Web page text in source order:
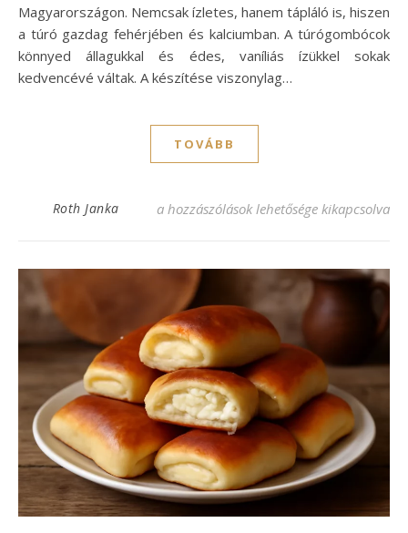
Magyarországon. Nemcsak ízletes, hanem tápláló is, hiszen
a túró gazdag fehérjében és kalciumban. A túrógombócok
könnyed állagukkal és édes, vaníliás ízükkel sokak
kedvencévé váltak. A készítése viszonylag…
TOVÁBB
Roth Janka Gyors túrógombóc recept: Finom és
a hozzászólások lehetősége kikapcsolva